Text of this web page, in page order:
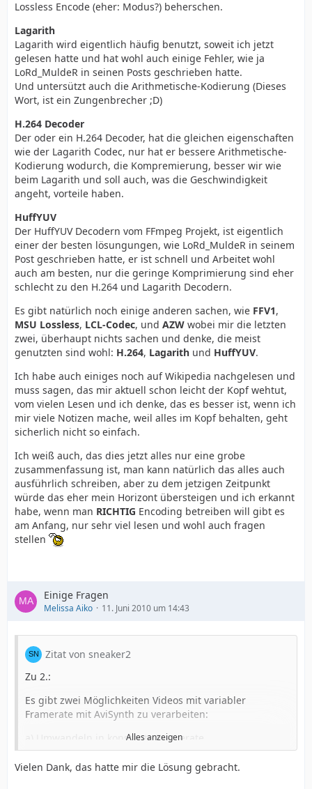
Lossless Encode (eher: Modus?) beherschen.
Lagarith
Lagarith wird eigentlich häufig benutzt, soweit ich jetzt
gelesen hatte und hat wohl auch einige Fehler, wie ja
LoRd_MuldeR in seinen Posts geschrieben hatte.
Und untersützt auch die Arithmetische-Kodierung (Dieses
Wort, ist ein Zungenbrecher ;D)
H.264 Decoder
Der oder ein H.264 Decoder, hat die gleichen eigenschaften
wie der Lagarith Codec, nur hat er bessere Arithmetische-
Kodierung wodurch, die Kompremierung, besser wir wie
beim Lagarith und soll auch, was die Geschwindigkeit
angeht, vorteile haben.
HuffYUV
Der HuffYUV Decodern vom FFmpeg Projekt, ist eigentlich
einer der besten lösungungen, wie LoRd_MuldeR in seinem
Post geschrieben hatte, er ist schnell und Arbeitet wohl
auch am besten, nur die geringe Komprimierung sind eher
schlecht zu den H.264 und Lagarith Decodern.
Es gibt natürlich noch einige anderen sachen, wie FFV1,
MSU Lossless, LCL-Codec, und AZW wobei mir die letzten
zwei, überhaupt nichts sachen und denke, die meist
genutzten sind wohl: H.264, Lagarith und HuffYUV.
Ich habe auch einiges noch auf Wikipedia nachgelesen und
muss sagen, das mir aktuell schon leicht der Kopf wehtut,
vom vielen Lesen und ich denke, das es besser ist, wenn ich
mir viele Notizen mache, weil alles im Kopf behalten, geht
sicherlich nicht so einfach.
Ich weiß auch, das dies jetzt alles nur eine grobe
zusammenfassung ist, man kann natürlich das alles auch
ausführlich schreiben, aber zu dem jetzigen Zeitpunkt
würde das eher mein Horizont übersteigen und ich erkannt
habe, wenn man RICHTIG Encoding betreiben will gibt es
am Anfang, nur sehr viel lesen und wohl auch fragen
stellen
Einige Fragen
Melissa Aiko 11. Juni 2010 um 14:43
Zitat von sneaker2
Zu 2.:
Es gibt zwei Möglichkeiten Videos mit variabler
Framerate mit AviSynth zu verarbeiten:
a) Umwandeln in konstante Framerate
z.B.:
FFVideoSource("video.mp4",fpsnum=24000,fpsden=1001
Alles anzeigen
Vielen Dank, das hatte mir die Lösung gebracht.